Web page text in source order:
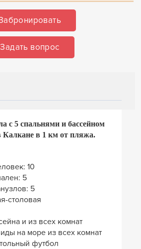
Задать вопрос
с 5 спальнями и бассейном
Калкане в 1 км от пляжа.
10
5
5
столовая
и из всех комнат
на море из всех комнат
футбол